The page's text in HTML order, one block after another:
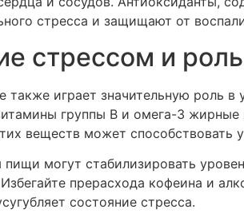
стресса и защищают от
стрессом и
также играет значительную роль
группы B и омега-3
веществ может способствовать
могут стабилизировать
прерасхода кофеина и
состояние стресса.